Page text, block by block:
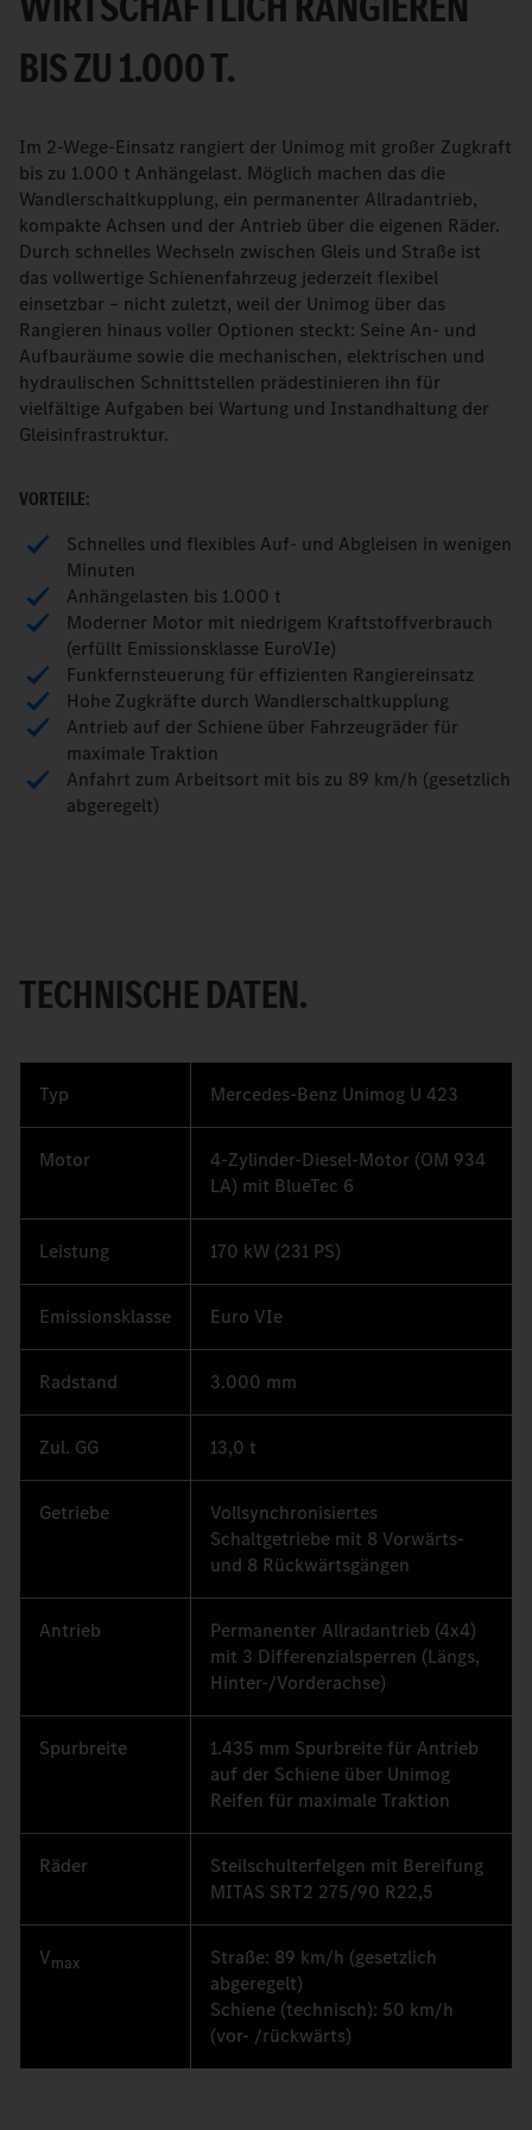
BIS ZU 1.000 T.
Im 2-Wege-Einsatz rangiert der Unimog mit großer Zugkraft
bis zu 1.000 t Anhängelast. Möglich machen das die
Wandlerschaltkupplung, ein permanenter Allradantrieb,
kompakte Achsen und der Antrieb über die eigenen Räder.
Durch schnelles Wechseln zwischen Gleis und Straße ist
das vollwertige Schienenfahrzeug jederzeit flexibel
einsetzbar – nicht zuletzt, weil der Unimog über das
Rangieren hinaus voller Optionen steckt: Seine An- und
Aufbauräume sowie die mechanischen, elektrischen und
hydraulischen Schnittstellen prädestinieren ihn für
vielfältige Aufgaben bei Wartung und Instandhaltung der
Gleisinfrastruktur.
VORTEILE:
Schnelles und flexibles Auf- und Abgleisen in wenigen
Minuten
Anhängelasten bis 1.000 t
Moderner Motor mit niedrigem Kraftstoffverbrauch
(erfüllt Emissionsklasse EuroVIe)
Funkfernsteuerung für effizienten Rangiereinsatz
Hohe Zugkräfte durch Wandlerschaltkupplung
Antrieb auf der Schiene über Fahrzeugräder für
maximale Traktion
Anfahrt zum Arbeitsort mit bis zu 89 km/h (gesetzlich
abgeregelt)
TECHNISCHE DATEN.
Typ Mercedes-Benz Unimog U 423
Motor
4-Zylinder-Diesel-Motor (OM 934
LA) mit BlueTec 6
Leistung 170 kW (231 PS)
Emissionsklasse Euro VIe
Radstand 3.000 mm
Zul. GG 13,0 t
Getriebe
Vollsynchronisiertes
Schaltgetriebe mit 8 Vorwärts-
und 8 Rückwärtsgängen
Antrieb
Permanenter Allradantrieb (4x4)
mit 3 Differenzialsperren (Längs,
Hinter-/Vorderachse)
Spurbreite
1.435 mm Spurbreite für Antrieb
auf der Schiene über Unimog
Reifen für maximale Traktion
Räder
Steilschulterfelgen mit Bereifung
MITAS SRT2 275/90 R22,5
Vmax
Straße: 89 km/h (gesetzlich
abgeregelt)
Schiene (technisch): 50 km/h
(vor- /rückwärts)